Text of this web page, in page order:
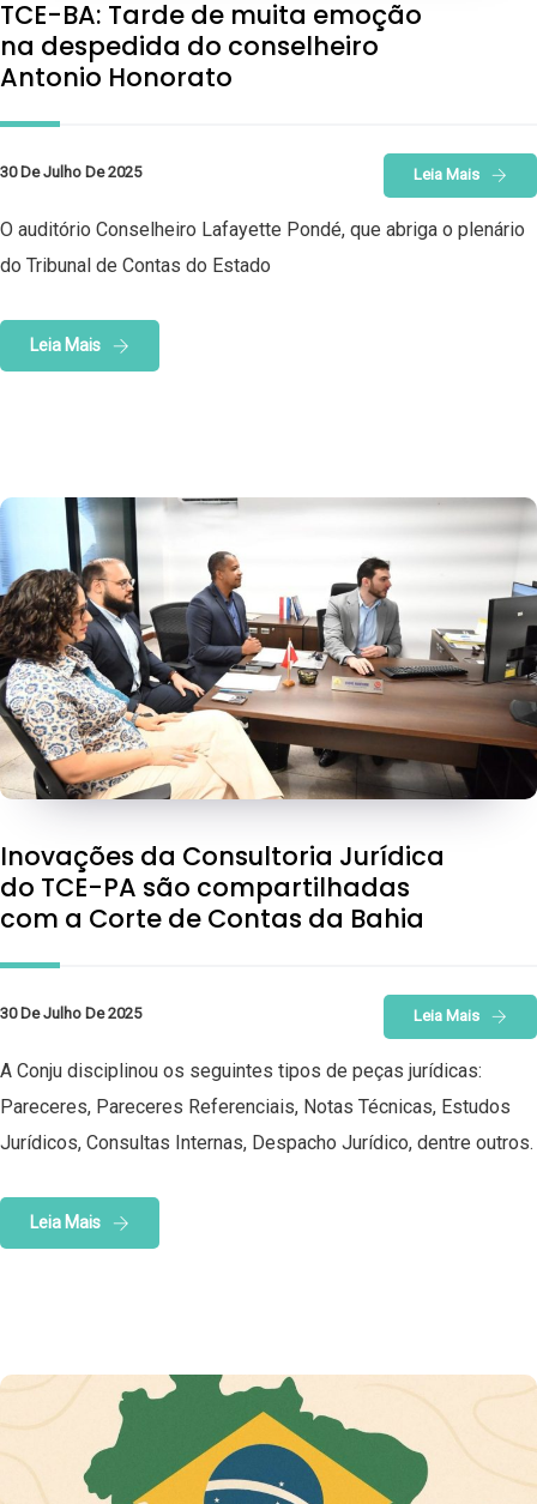
TCE-BA: Tarde de muita emoção
na despedida do conselheiro
Antonio Honorato
30 De Julho De 2025 Leia Mais
O auditório Conselheiro Lafayette Pondé, que abriga o plenário
do Tribunal de Contas do Estado
Leia Mais
Inovações da Consultoria Jurídica
do TCE-PA são compartilhadas
com a Corte de Contas da Bahia
30 De Julho De 2025 Leia Mais
A Conju disciplinou os seguintes tipos de peças jurídicas:
Pareceres, Pareceres Referenciais, Notas Técnicas, Estudos
Jurídicos, Consultas Internas, Despacho Jurídico, dentre outros.
Leia Mais